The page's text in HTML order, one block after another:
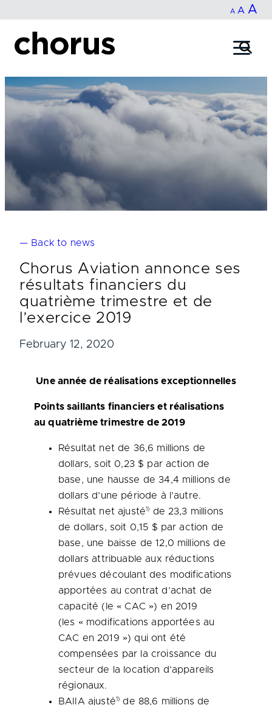
content
A Decrease
size.
A Reset
size.
A
— Back to news
Chorus Aviation annonce ses
résultats financiers du
quatrième trimestre et de
l’exercice 2019
February 12, 2020
Une année de réalisations exceptionnelles
Points saillants financiers et réalisations
au quatrième trimestre de 2019
Résultat net de 36,6 millions de
dollars, soit 0,23 $ par action de
base, une hausse de 34,4 millions de
dollars d’une période à l’autre.
Résultat net ajusté1) de 23,3 millions
de dollars, soit 0,15 $ par action de
base, une baisse de 12,0 millions de
dollars attribuable aux réductions
prévues découlant des modifications
apportées au contrat d’achat de
capacité (le « CAC ») en 2019
(les « modifications apportées au
CAC en 2019 ») qui ont été
compensées par la croissance du
secteur de la location d’appareils
régionaux.
BAIIA ajusté1) de 88,6 millions de